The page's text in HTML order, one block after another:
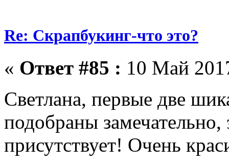
Re: Скрапбукинг-что это?
« Ответ #85 : 10 Май
Светлана, первые две
подобраны
присутствует! Очень